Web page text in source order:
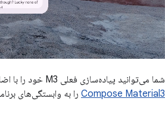
شما می‌توانید پیاده‌سازی فعلی M3 خود را با اضافه کردن پوشش
Compose Material3 را به وابستگی‌های